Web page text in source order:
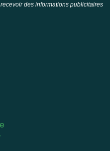
des informations publicitaires